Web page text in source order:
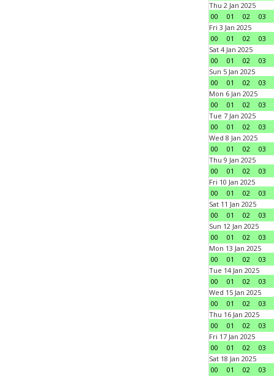
Thu 2 Jan 2025
00
01 02 03
Fri 3 Jan 2025
00
01 02 03
Sat 4 Jan 2025
00
01 02 03
Sun 5 Jan 2025
00
01 02 03
Mon 6 Jan 2025
00
01 02 03
Tue 7 Jan 2025
00
01 02 03
Wed 8 Jan 2025
00
01 02 03
Thu 9 Jan 2025
00
01 02 03
Fri 10 Jan 2025
00
01 02 03
Sat 11 Jan 2025
00
01 02 03
Sun 12 Jan 2025
00
01 02 03
Mon 13 Jan 2025
00
01 02 03
Tue 14 Jan 2025
00
01 02 03
Wed 15 Jan 2025
00
01 02 03
Thu 16 Jan 2025
00
01 02 03
Fri 17 Jan 2025
00
01 02 03
Sat 18 Jan 2025
00
01 02 03